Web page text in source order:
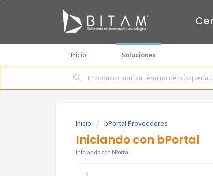
Inicio Soluciones
Inicio bPortal Proveedores
Iniciando con bPortal
Iniciando con bPortal